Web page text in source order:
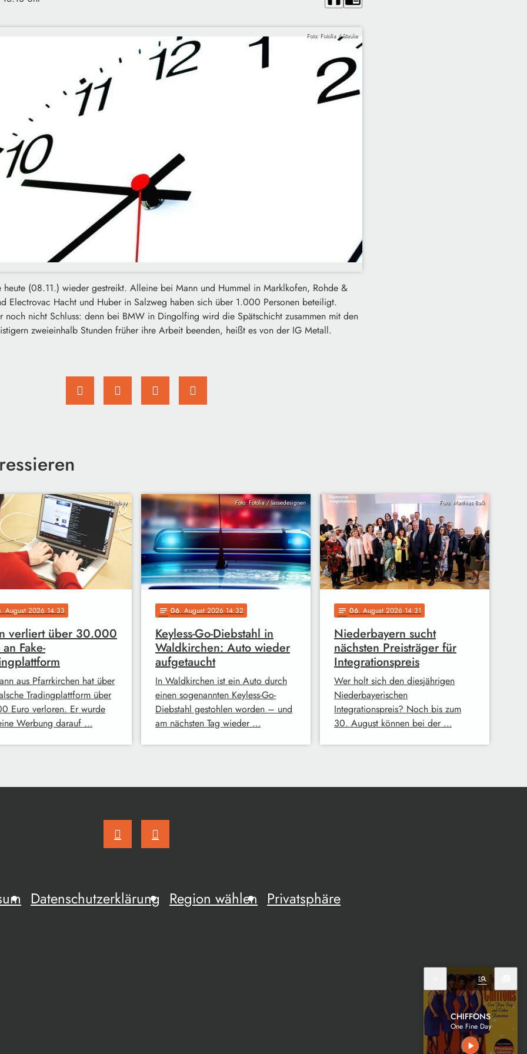
Foto: Fotolia / Stauke
heute (08.11.) wieder gestreikt. Alleine bei Mann und Hummel in Marklkofen, Rohde &
Electrovac Hacht und Huber in Salzweg haben sich über 1.000 Personen beteiligt.
noch nicht Schluss: denn bei BMW in Dingolfing wird die Spätschicht zusammen mit den
zweieinhalb Stunden früher ihre Arbeit beenden, heißt es von der IG Metall.
Pixabay
. August 2026 14:33
verliert über 30.000
Fake-
aus Pfarrkirchen hat über
Tradingplattform über
Euro verloren. Er wurde
Werbung darauf …
Foto: Fotolia / lassedesignen
notes 06. August 2026 14:32
Keyless-Go-Diebstahl in
Waldkirchen: Auto wieder
aufgetaucht
In Waldkirchen ist ein Auto durch
einen sogenannten Keyless-Go-
Diebstahl gestohlen worden – und
am nächsten Tag wieder …
Foto: Matthias Balk
notes 06. August 2026 14:31
Niederbayern sucht
nächsten Preisträger für
Integrationspreis
Wer holt sich den diesjährigen
Niederbayerischen
Integrationspreis? Noch bis zum
30. August können bei der …
Datenschutzerklärung Region wählen Privatsphäre
manage_search
CHIFFONS
One Fine Day
play_arrow